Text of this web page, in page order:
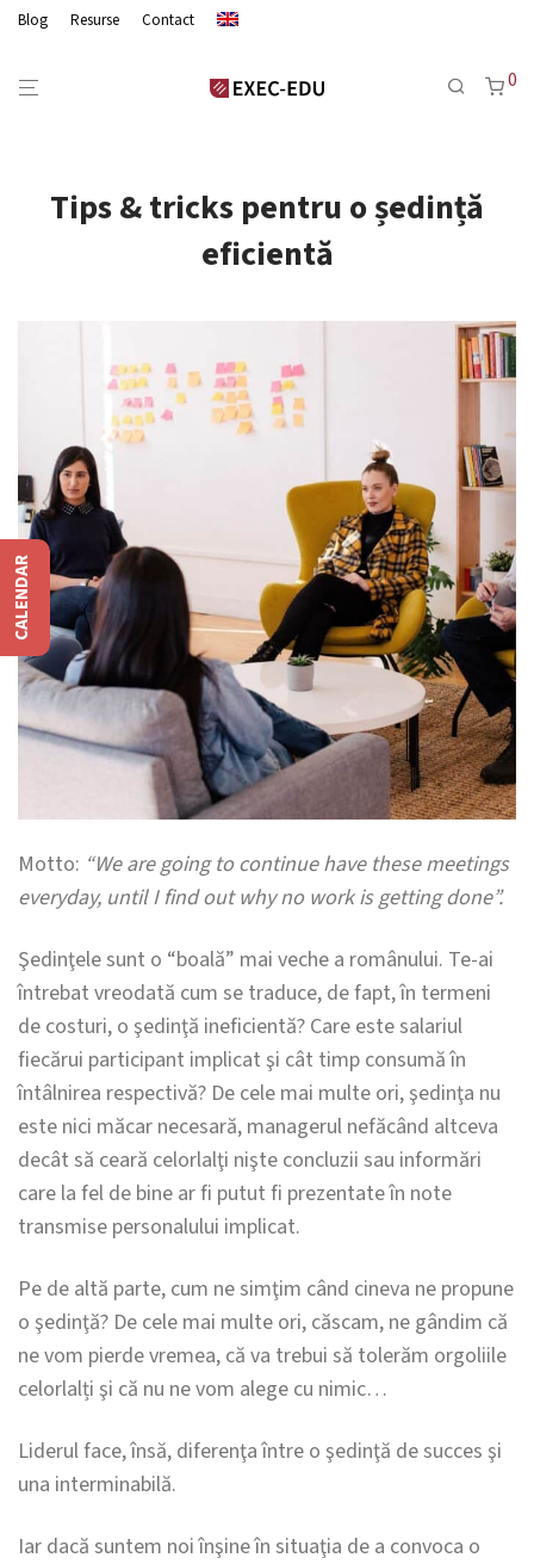
Blog Resurse Contact
0
Tips & tricks pentru o ședință
eficientă
Motto: “We are going to continue have these meetings
everyday, until I find out why no work is getting done”.
Şedinţele sunt o “boală” mai veche a românului. Te-ai
întrebat vreodată cum se traduce, de fapt, în termeni
de costuri, o şedinţă ineficientă? Care este salariul
fiecărui participant implicat şi cât timp consumă în
întâlnirea respectivă? De cele mai multe ori, şedinţa nu
este nici măcar necesară, managerul nefăcând altceva
decât să ceară celorlalţi nişte concluzii sau informări
care la fel de bine ar fi putut fi prezentate în note
transmise personalului implicat.
Pe de altă parte, cum ne simţim când cineva ne propune
o şedinţă? De cele mai multe ori, căscam, ne gândim că
ne vom pierde vremea, că va trebui să tolerăm orgoliile
celorlalți şi că nu ne vom alege cu nimic…
Liderul face, însă, diferenţa între o şedinţă de succes şi
una interminabilă.
Iar dacă suntem noi înşine în situaţia de a convoca o
CALENDAR